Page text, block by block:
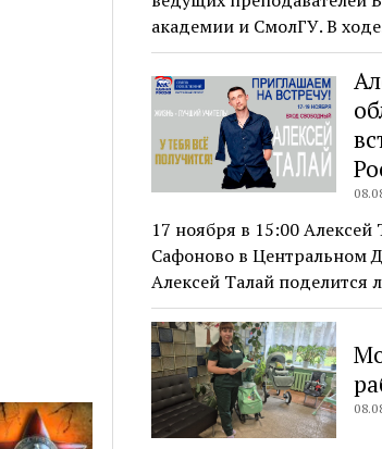
академии и СмолГУ. В
17 ноября в 15:00
Сафоново в Центральном
Алексей Талай поделится